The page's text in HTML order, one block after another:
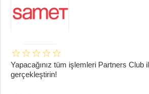
Yapacağınız tüm işlemleri Partners Club
gerçekleştirin!